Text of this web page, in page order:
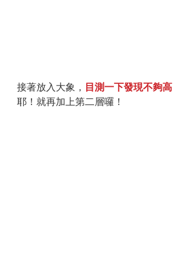
接著放入大象， 目測一下發現不夠高
耶！就再加上第二層囉！